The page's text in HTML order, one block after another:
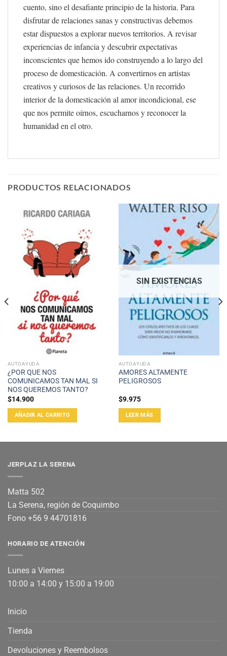
cuento, sino el desafiante principio de la historia. Para
disfrutar de relaciones sanas y constructivas debemos
estar dispuestos a explorar nuevos territorios. A revisar
experiencias de infancia y descubrir expectativas
inconscientes que hemos ido construyendo a lo largo del
proceso de domesticación. A convertirnos en artistas
creativos y curiosos de las relaciones. Un recorrido
interior de la domesticación al amor incondicional, ese
que nos permite oírnos, escucharnos y reconocer la
humanidad en el otro.
PRODUCTOS RELACIONADOS
AUTOAYUDA
¿POR QUE NOS
COMUNICAMOS TAN MAL SI
NOS QUEREMOS TANTO?
$14.900
AÑADIR AL CARRITO
SIN EXISTENCIAS
AUTOAYUDA
AMORES ALTAMENTE
PELIGROSOS
$9.975
LEER MÁS
JERPLAZ LA SERENA
Matta 502
La Serena, región de Coquimbo
Fono +56 9 44701816
HORARIO DE ATENCIÓN
Lunes a Viernes
10:00 a 14:00 y 15:00 a 19:00
Inicio
Tienda
Devoluciones y Reembolsos